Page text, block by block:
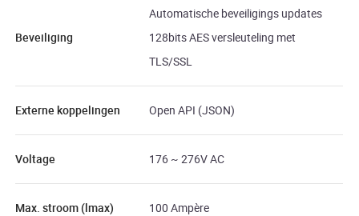
Beveiliging
Automatische beveiligings updates
128bits AES versleuteling met
TLS/SSL
Externe koppelingen Open API (JSON)
Voltage 176 ~ 276V AC
Max. stroom (lmax) 100 Ampère